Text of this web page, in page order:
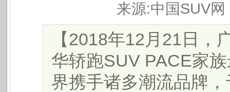
来源:中国SUV网
【2018年12月21日，
华轿跑SUV PACE家
界携手诸多潮流品牌